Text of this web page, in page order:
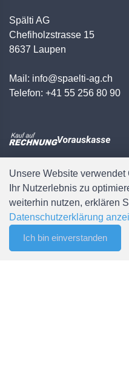
Filter Merkliste
Spälti AG
Chefiholzstrasse 15
8637 Laupen
Mail: info@spaelti-ag.ch
Telefon: +41 55 256 80 90
Weitere
Zahlungsmöglichkeiten
Versandbedingungen
AGB
Unsere Website
Ihr Nutzerlebnis zu
weiterhin nutzen, erklären
Datenschutzerklärung
Ich bin einverstanden